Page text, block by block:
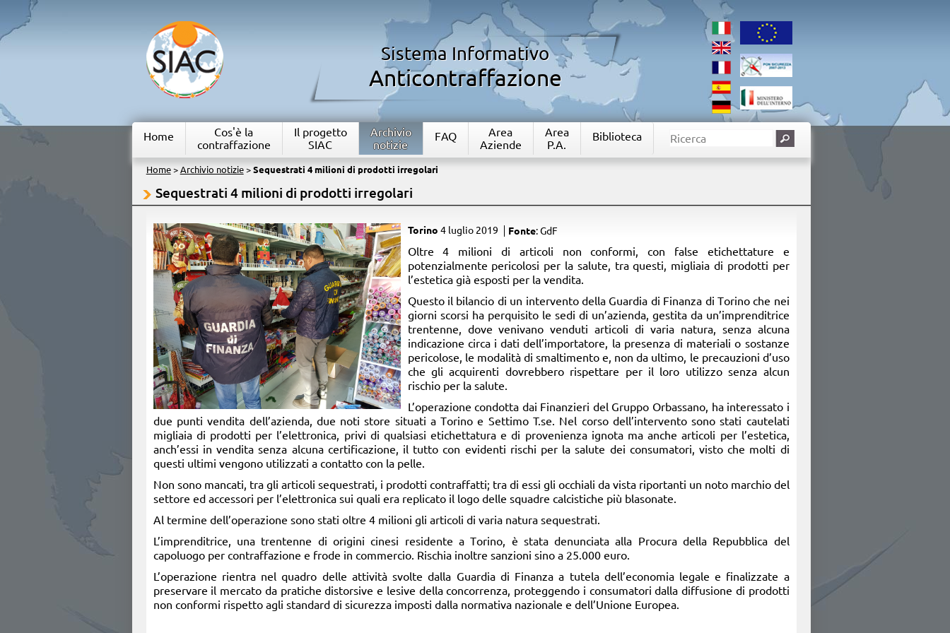
Sistema Informativo
Anticontraffazione
Home
Cos'è la
contraffazione
Il progetto
SIAC
Archivio
notizie
FAQ
Area
Aziende
Area
P.A.
Biblioteca
Home> Archivio notizie> Sequestrati 4 milioni di prodotti irregolari
Sequestrati 4 milioni di prodotti irregolari
Torino 4 luglio 2019 Fonte: GdF
Oltre 4 milioni di articoli non conformi, con false etichettature e
potenzialmente pericolosi per la salute, tra questi, migliaia di prodotti per
l’estetica già esposti per la vendita.
Questo il bilancio di un intervento della Guardia di Finanza di Torino che nei
giorni scorsi ha perquisito le sedi di un’azienda, gestita da un’imprenditrice
trentenne, dove venivano venduti articoli di varia natura, senza alcuna
indicazione circa i dati dell’importatore, la presenza di materiali o sostanze
pericolose, le modalità di smaltimento e, non da ultimo, le precauzioni d’uso
che gli acquirenti dovrebbero rispettare per il loro utilizzo senza alcun
rischio per la salute.
L’operazione condotta dai Finanzieri del Gruppo Orbassano, ha interessato i
due punti vendita dell’azienda, due noti store situati a Torino e Settimo T.se. Nel corso dell’intervento sono stati cautelati
migliaia di prodotti per l’elettronica, privi di qualsiasi etichettatura e di provenienza ignota ma anche articoli per l’estetica,
anch’essi in vendita senza alcuna certificazione, il tutto con evidenti rischi per la salute dei consumatori, visto che molti di
questi ultimi vengono utilizzati a contatto con la pelle.
Non sono mancati, tra gli articoli sequestrati, i prodotti contraffatti; tra di essi gli occhiali da vista riportanti un noto marchio del
settore ed accessori per l’elettronica sui quali era replicato il logo delle squadre calcistiche più blasonate.
Al termine dell’operazione sono stati oltre 4 milioni gli articoli di varia natura sequestrati.
L’imprenditrice, una trentenne di origini cinesi residente a Torino, è stata denunciata alla Procura della Repubblica del
capoluogo per contraffazione e frode in commercio. Rischia inoltre sanzioni sino a 25.000 euro.
L’operazione rientra nel quadro delle attività svolte dalla Guardia di Finanza a tutela dell’economia legale e finalizzate a
preservare il mercato da pratiche distorsive e lesive della concorrenza, proteggendo i consumatori dalla diffusione di prodotti
non conformi rispetto agli standard di sicurezza imposti dalla normativa nazionale e dell’Unione Europea.